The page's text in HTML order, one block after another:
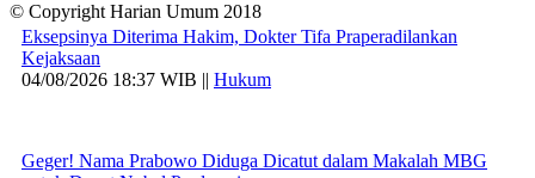
Eksepsinya Diterima Hakim, Dokter Tifa Praperadilankan
Kejaksaan
04/08/2026 18:37 WIB || Hukum
Geger! Nama Prabowo Diduga Dicatut dalam Makalah MBG
© Copyright Harian Umum 2018